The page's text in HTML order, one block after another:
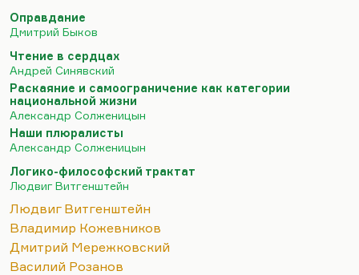
важного самого в привычку уходят, ветшают, как
платья»
Витгенштейн их пытается отмыть, по-
самойловски:«Их протирают, как стекло, и в этом
наше ремесло».
Мне из философов ХХ столетия был интересен
Кожев (он же Кожевников). Интересен главным
образом потому, что он первым поставил вопрос,
а не была ли вся репрессивная система…
Оправдание
Дмитрий Быков
Чтение в сердцах
Андрей Синявский
Раскаяние и самоограничение как категории
национальной жизни
Александр Солженицын
Наши плюралисты
Александр Солженицын
Логико-философский трактат
Людвиг Витгенштейн
Людвиг Витгенштейн
Владимир Кожевников
Дмитрий Мережковский
Василий Розанов